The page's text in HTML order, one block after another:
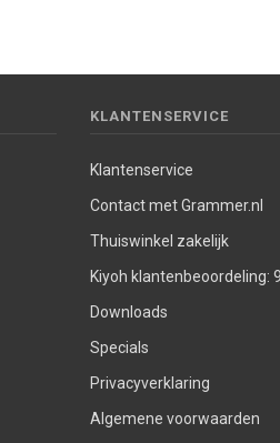
KLANTENSERVICE
Klantenservice
Contact met Grammer.nl
Thuiswinkel zakelijk
Kiyoh klantenbeoordeling:
Downloads
Specials
Privacyverklaring
Algemene voorwaarden